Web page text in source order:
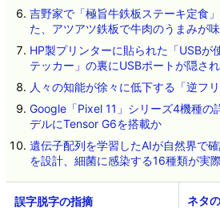
吉野家で「極旨牛鉄板ステーキ定食
た、アツアツ鉄板で牛肉のうまみが
HP製プリンターに貼られた「USBが
テッカー」の裏にUSBポートが隠さ
人々の知能が徐々に低下する「逆フ
Google「Pixel 11」シリーズ4機種の
デルにTensor G6を搭載か
遺伝子配列を学習したAIが自然界で
を設計、細菌に感染する16種類が実
ネタ